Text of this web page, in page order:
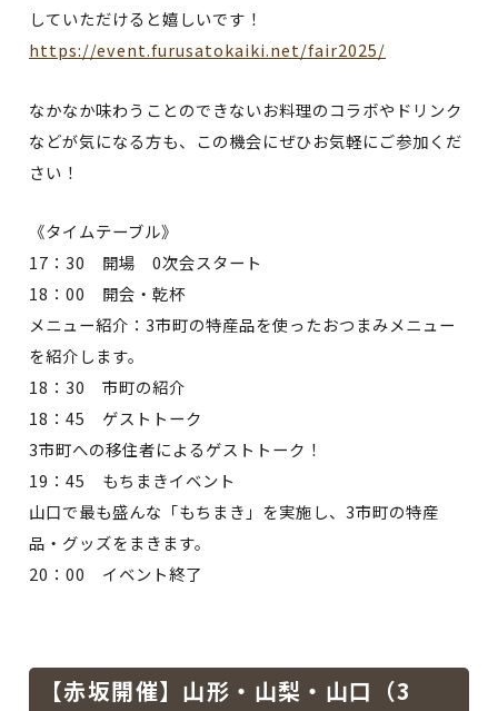
していただけると嬉しいです！
https://event.furusatokaiki.net/fair2025/
なかなか味わうことのできないお料理のコラボやドリンク
などが気になる方も、この機会にぜひお気軽にご参加くだ
さい！
《タイムテーブル》
17：30 開場 0次会スタート
18：00 開会・乾杯
メニュー紹介：3市町の特産品を使ったおつまみメニュー
を紹介します。
18：30 市町の紹介
18：45 ゲストトーク
3市町への移住者によるゲストトーク！
19：45 もちまきイベント
山口で最も盛んな「もちまき」を実施し、3市町の特産
品・グッズをまきます。
20：00 イベント終了
【赤坂開催】山形・山梨・山口（3